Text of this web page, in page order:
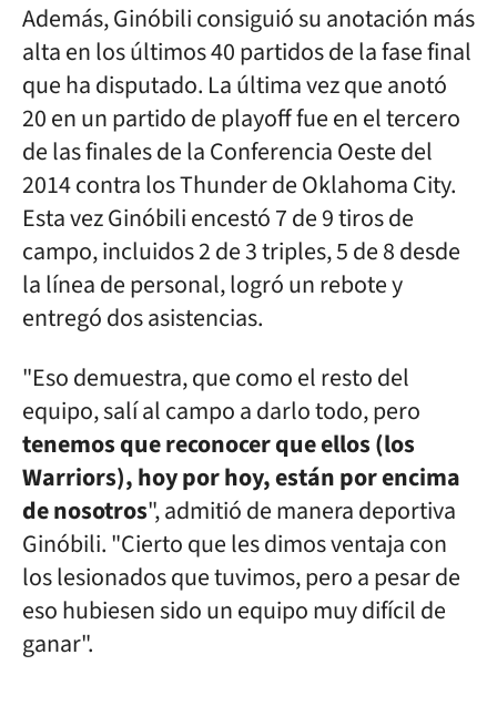
Además, Ginóbili consiguió su anotación más
alta en los últimos 40 partidos de la fase final
que ha disputado. La última vez que anotó
20 en un partido de playoff fue en el tercero
de las finales de la Conferencia Oeste del
2014 contra los Thunder de Oklahoma City.
Esta vez Ginóbili encestó 7 de 9 tiros de
campo, incluidos 2 de 3 triples, 5 de 8 desde
la línea de personal, logró un rebote y
entregó dos asistencias.
"Eso demuestra, que como el resto del
equipo, salí al campo a darlo todo, pero
tenemos que reconocer que ellos (los
Warriors), hoy por hoy, están por encima
de nosotros", admitió de manera deportiva
Ginóbili. "Cierto que les dimos ventaja con
los lesionados que tuvimos, pero a pesar de
eso hubiesen sido un equipo muy difícil de
ganar".